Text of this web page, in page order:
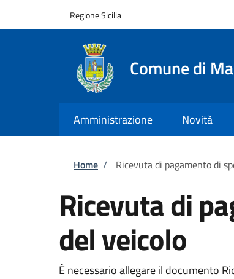
Regione Sicilia
Comune di
Amministrazione Novità
Briciole di pane
Home / Ricevuta di pagamento di
Ricevuta di
del veicolo
È necessario allegare il documento